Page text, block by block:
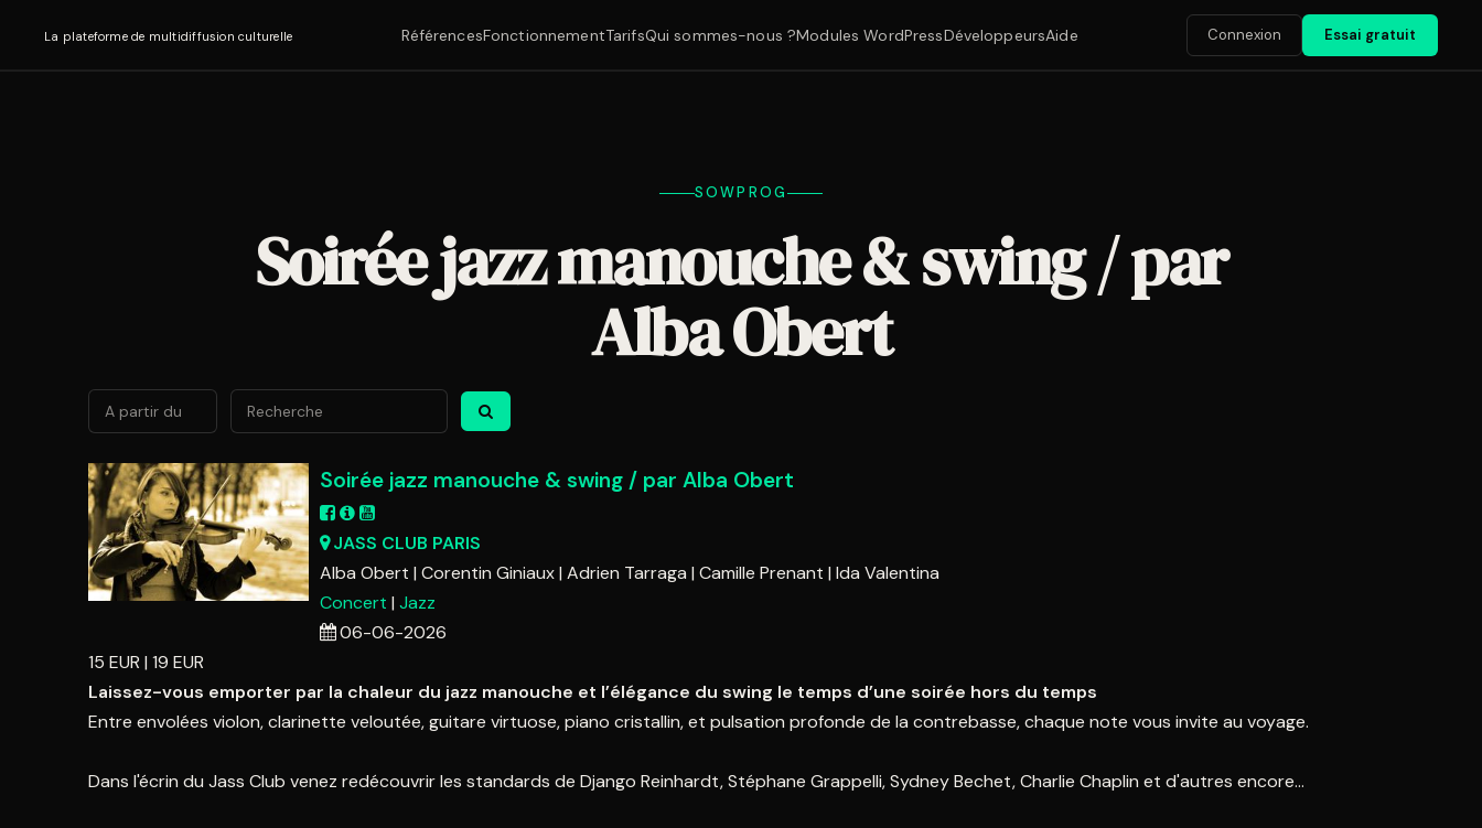
La plateforme de multidiffusion culturelle RéférencesFonctionnementTarifsQui sommes-nous ?Modules WordPressDéveloppeursAide Connexion Essai gratuit
SOWPROG
Soirée jazz manouche & swing / par
Alba Obert
Août
Lun Mar Mer Jeu Dim
27 28 29 30
3 4 5 6 7
10 11 12 13 14 15 16
20 21
27
31 1 2 3 4 5 6
Soirée jazz manouche & swing / par Alba Obert
JASS CLUB PARIS
Alba Obert Corentin Giniaux Adrien Tarraga Camille Prenant Ida Valentina
Concert Jazz
06-06-2026
15 EUR 19 EUR
Laissez-vous emporter par la chaleur du jazz manouche et l’élégance du swing le temps d’une soirée hors du temps
Entre envolées violon, clarinette veloutée, guitare virtuose, piano cristallin, et pulsation profonde de la contrebasse, chaque note vous invite au voyage.
Dans l'écrin du Jass Club venez redécouvrir les standards de Django Reinhardt, Stéphane Grappelli, Sydney Bechet, Charlie Chaplin et d'autres encore...